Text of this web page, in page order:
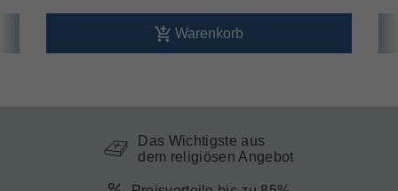
Warenkorb
Das Wichtigste aus
dem religiösen Angebot